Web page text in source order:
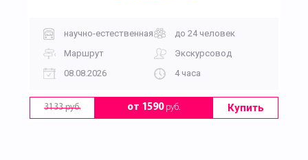
научно-естественная
до 24 человек
Маршрут
Экскурсовод
08.08.2026
4 часа
3133 руб. от 1590руб. Купить